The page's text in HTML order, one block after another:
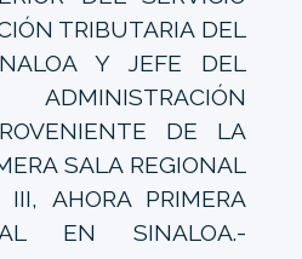
TRIBUTARIA DEL
Y JEFE DEL
DE LA
SALA REGIONAL
III, AHORA PRIMERA
EN SINALOA.-